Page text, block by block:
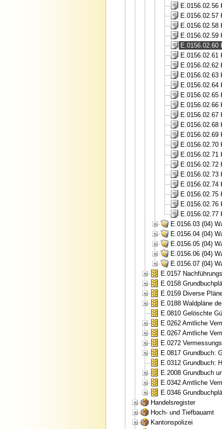
E.0156.02.56
E.0156.02.57
E.0156.02.58
E.0156.02.59
E.0156.02.60
E.0156.02.61
E.0156.02.62
E.0156.02.63
E.0156.02.64
E.0156.02.65
E.0156.02.66
E.0156.02.67
E.0156.02.68
E.0156.02.69
E.0156.02.70
E.0156.02.71
E.0156.02.72
E.0156.02.73
E.0156.02.74
E.0156.02.75
E.0156.02.76
E.0156.02.77
E.0156.03 (04)
E.0156.04 (04)
E.0156.05 (04)
E.0156.06 (04)
E.0156.07 (04)
E.0157
E.0158
E.0159 Diverse
E.0188 Waldpläne
E.0810 Gelöschte
E.0262 Amtliche
E.0267 Amtliche
E.0272
E.0817 Grundbuch:
E.0312 Grundbuch:
E.2008 Grundbuch
E.0342 Amtliche
E.0346
Handelsregister
Hoch- und Tiefbauamt
Kantonspolizei